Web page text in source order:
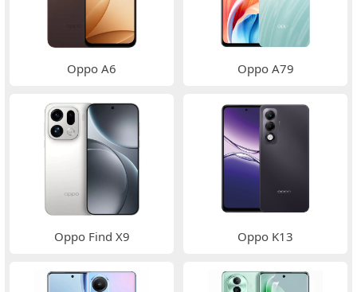
Oppo A6 Oppo A79
Oppo Find X9 Oppo K13